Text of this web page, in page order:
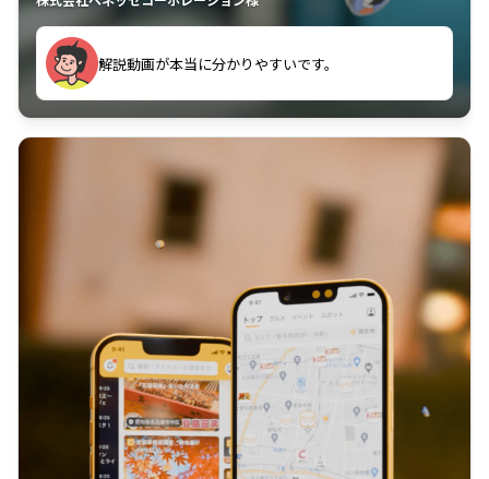
古文漢文を主に使わせていただいているが、復習する
のに非常に役立っている。
解説動画が本当に分かりやすいです。